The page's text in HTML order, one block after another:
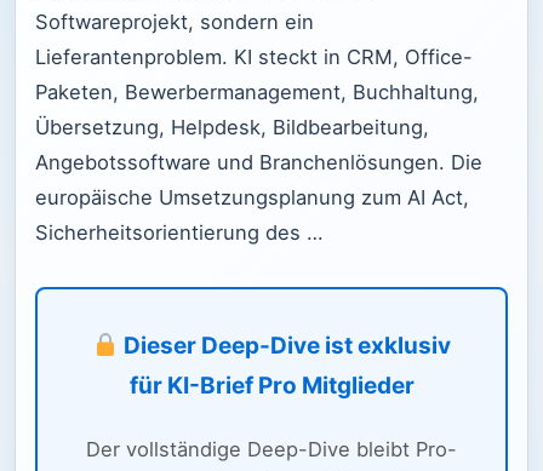
Softwareprojekt, sondern ein
Lieferantenproblem. KI steckt in CRM, Office-
Paketen, Bewerbermanagement, Buchhaltung,
Übersetzung, Helpdesk, Bildbearbeitung,
Angebotssoftware und Branchenlösungen. Die
europäische Umsetzungsplanung zum AI Act,
Sicherheitsorientierung des …
Dieser Deep-Dive ist exklusiv
für KI-Brief Pro Mitglieder
Der vollständige Deep-Dive bleibt Pro-